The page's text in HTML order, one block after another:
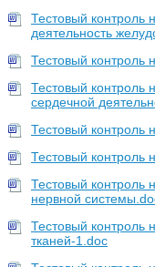
Тестовый контроль
деятельность
Тестовый контроль
Тестовый контроль
сердечной
Тестовый
Тестовый контроль
Тестовый контроль
нервной
Тестовый контроль
тканей-1.doc